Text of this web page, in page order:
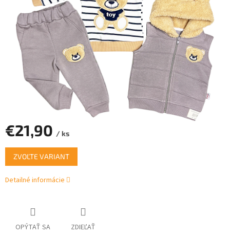
hviezdičiek.
€21,90 / ks
Jednotková
cena:
ZVOĽTE VARIANT
Detailné informácie
OPÝTAŤ SA ZDIEĽAŤ